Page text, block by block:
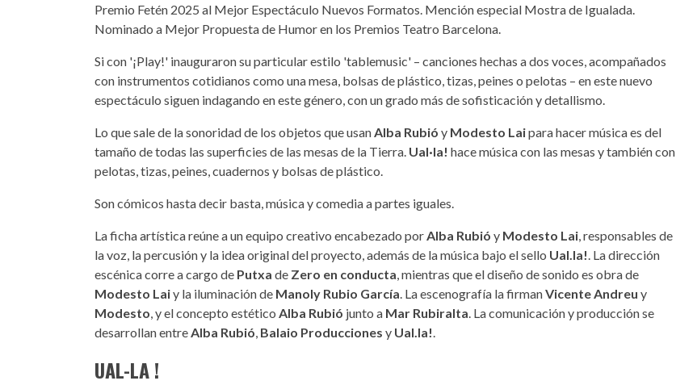
Premio Fetén 2025 al Mejor Espectáculo Nuevos Formatos. Mención especial Mostra de Igualada.
Nominado a Mejor Propuesta de Humor en los Premios Teatro Barcelona.
Si con '¡Play!' inauguraron su particular estilo 'tablemusic' – canciones hechas a dos voces, acompañados
con instrumentos cotidianos como una mesa, bolsas de plástico, tizas, peines o pelotas – en este nuevo
espectáculo siguen indagando en este género, con un grado más de sofisticación y detallismo.
Lo que sale de la sonoridad de los objetos que usan Alba Rubió y Modesto Laipara hacer música es del
tamaño de todas las superficies de las mesas de la Tierra. Ual·la! hace música con las mesas y también con
pelotas, tizas, peines, cuadernos y bolsas de plástico.
Son cómicos hasta decir basta, música y comedia a partes iguales.
La ficha artística reúne a un equipo creativo encabezado por Alba Rubió y Modesto Lai , responsables de
la voz, la percusión y la idea original del proyecto, además de la música bajo el sello Ual.la! . La dirección
escénica corre a cargo de Putxa de Zero en conducta , mientras que el diseño de sonido es obra de
Modesto Laiy la iluminación de Manoly Rubio García . La escenografía la firmanVicente Andreu y
Modesto , y el concepto estético Alba Rubió junto a Mar Rubiralta . La comunicación y producción se
desarrollan entre Alba Rubió Balaio Producciones y Ual.la!
UAL-LA !